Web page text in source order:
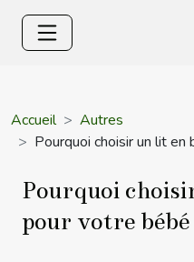
Accueil
Autres
Pourquoi choisir un lit
Pourquoi
pour votre bébé